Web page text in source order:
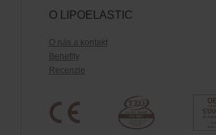
O LIPOELASTIC
O nás a kontakt
Benefity
Recenzie